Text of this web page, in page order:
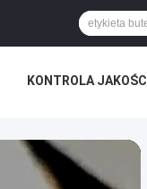
KONTROLA JAKOŚCI